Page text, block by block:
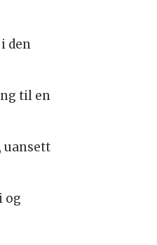
den
til en
uansett
og